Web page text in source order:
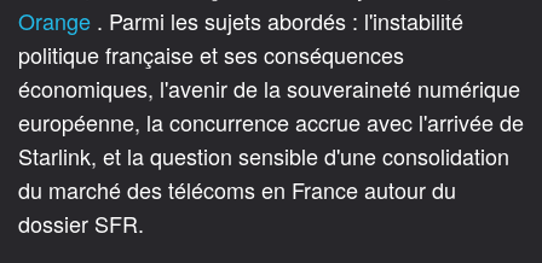
Orange . Parmi les sujets abordés : l'instabilité
politique française et ses conséquences
économiques, l'avenir de la souveraineté numérique
européenne, la concurrence accrue avec l'arrivée de
Starlink, et la question sensible d'une consolidation
du marché des télécoms en France autour du
dossier SFR.